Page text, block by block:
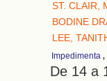
ST. CLAIR,
BODINE
LEE,
Impedimenta
De 14 a